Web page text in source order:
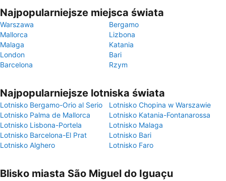
Najpopularniejsze miejsca świata
Warszawa
Bergamo
Mallorca
Lizbona
Malaga
Katania
London
Bari
Barcelona
Rzym
Najpopularniejsze lotniska świata
Lotnisko Bergamo-Orio al Serio
Lotnisko Chopina w Warszawie
Lotnisko Palma de Mallorca
Lotnisko Katania-Fontanarossa
Lotnisko Lisbona-Portela
Lotnisko Malaga
Lotnisko Barcelona-El Prat
Lotnisko Bari
Lotnisko Alghero
Lotnisko Faro
Blisko miasta São Miguel do Iguaçu